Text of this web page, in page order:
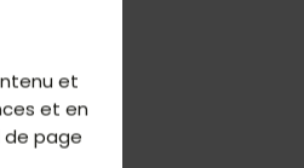
et
et en
de page